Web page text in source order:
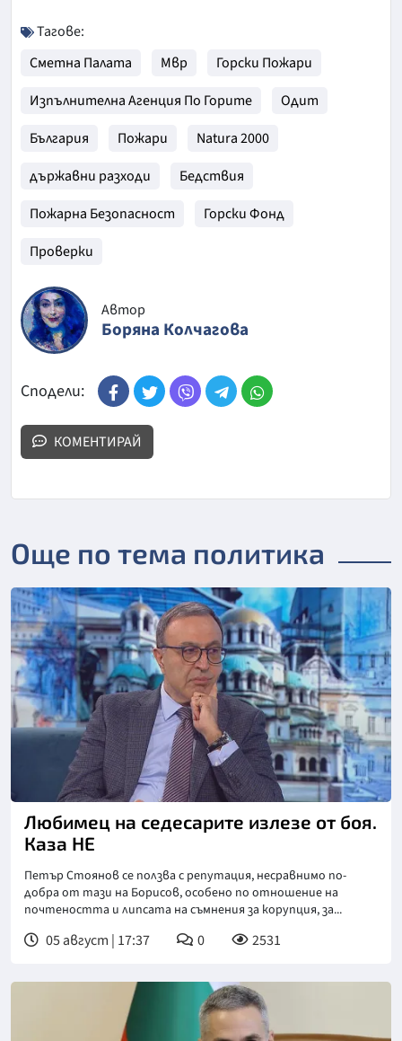
Тагове:
Сметна Палата
Мвр
Горски Пожари
Изпълнителна Агенция По Горите
Одит
България
Пожари
Natura 2000
държавни разходи
Бедствия
Пожарна Безопасност
Горски Фонд
Проверки
Автор
Боряна Колчагова
Сподели:
КОМЕНТИРАЙ
Още по тема политика
Любимец на седесарите излезе от боя.
Каза НЕ
Петър Стоянов се ползва с репутация, несравнимо по-
добра от тази на Борисов, особено по отношение на
почтеността и липсата на съмнения за корупция, за...
05 август | 17:37 0 2531